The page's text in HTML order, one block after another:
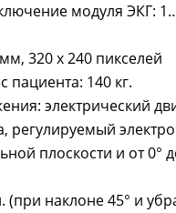
модуля ЭКГ:
320 х 240 пикселей
140 кг.
электрический
регулируемый
плоскости и от 0°
(при наклоне 45° и